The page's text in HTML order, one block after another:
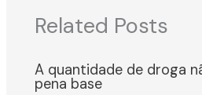
Related Posts
A quantidade de droga
pena base